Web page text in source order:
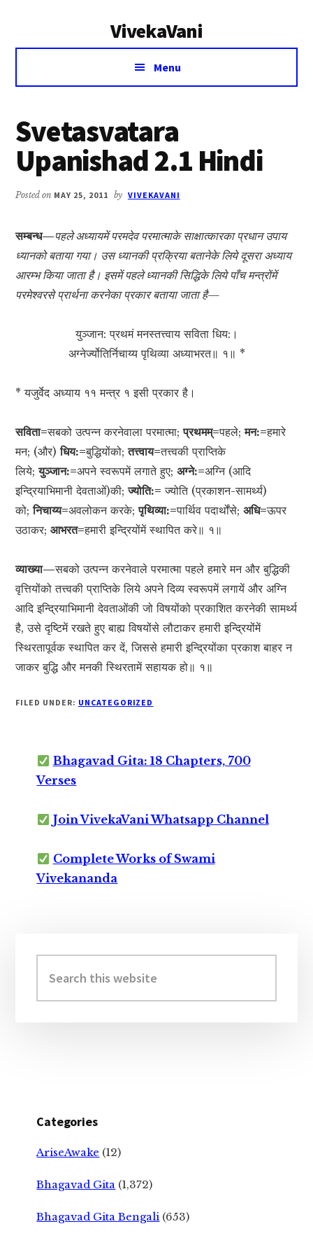
VivekaVani
Voice
Vivekananda
Menu
Svetasvatara
Upanishad 2.1 Hindi
Posted on MAY 25, 2011 by VIVEKAVANI
सम्बन्ध—पहले अध्यायमें परमदेव परमात्माके साक्षात्कारका प्रधान उपाय
ध्यानको बताया गया। उस ध्यानकी प्रक्रिया बतानेके लिये दूसरा अध्याय
आरम्भ किया जाता है। इसमें पहले ध्यानकी सिद्धिके लिये पाँच मन्त्रोंमें
परमेश्वरसे प्रार्थना करनेका प्रकार बताया जाता है—
युञ्जान: प्रथमं मनस्तत्त्वाय सविता धिय:।
अग्नेर्ज्योतिर्निचाय्य पृथिव्या अध्याभरत॥ १॥ *
* यजुर्वेद अध्याय ११ मन्त्र १ इसी प्रकार है।
सविता=सबको उत्पन्न करनेवाला परमात्मा;प्रथमम्=पहले;मन:=हमारे
मन; (और)धिय:=बुद्धियोंको;तत्त्वाय=तत्त्वकी प्राप्तिके
लिये;युञ्जान:=अपने स्वरूपमें लगाते हुए;अग्ने:=अग्नि (आदि
इन्द्रियाभिमानी देवताओं)की;ज्योति:= ज्योति (प्रकाशन-सामर्थ्य)
को;निचाय्य=अवलोकन करके;पृथिव्या:=पार्थिव पदार्थोंसे;अधि=ऊपर
उठाकर;आभरत=हमारी इन्द्रियोंमें स्थापित करे॥ १॥
व्याख्या—सबको उत्पन्न करनेवाले परमात्मा पहले हमारे मन और बुद्धिकी
वृत्तियोंको तत्त्वकी प्राप्तिके लिये अपने दिव्य स्वरूपमें लगायें और अग्नि
आदि इन्द्रियाभिमानी देवताओंकी जो विषयोंको प्रकाशित करनेकी सामर्थ्य
है, उसे दृष्टिमें रखते हुए बाह्य विषयोंसे लौटाकर हमारी इन्द्रियोंमें
स्थिरतापूर्वक स्थापित कर दें, जिससे हमारी इन्द्रियोंका प्रकाश बाहर न
जाकर बुद्धि और मनकी स्थिरतामें सहायक हो॥ १॥
FILED UNDER: UNCATEGORIZED
Bhagavad Gita: 18 Chapters, 700
Verses
Join VivekaVani Whatsapp Channel
Complete Works of Swami
Vivekananda
Sidebar
this
website
Categories
AriseAwake (12)
Bhagavad Gita (1,372)
Bhagavad Gita Bengali (653)